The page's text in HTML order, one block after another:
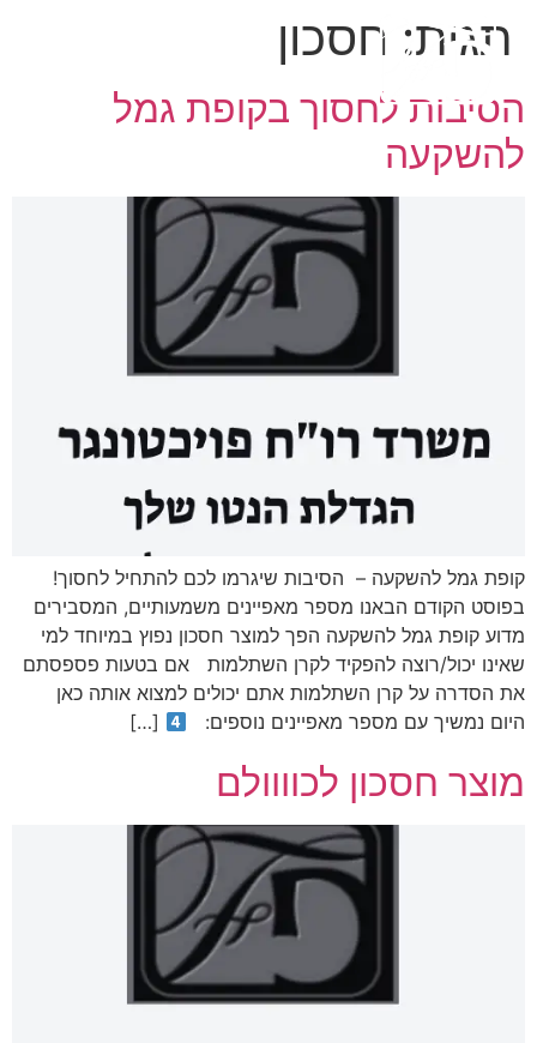
תגית: חסכון
הסיבות לחסוך בקופת גמל
להשקעה
קופת גמל להשקעה – הסיבות שיגרמו לכם להתחיל לחסוך!
בפוסט הקודם הבאנו מספר מאפיינים משמעותיים, המסבירים
מדוע קופת גמל להשקעה הפך למוצר חסכון נפוץ במיוחד למי
שאינו יכול/רוצה להפקיד לקרן השתלמות אם בטעות פספסתם
את הסדרה על קרן השתלמות אתם יכולים למצוא אותה כאן
היום נמשיך עם מספר מאפיינים נוספים:
[…]
מוצר חסכון לכוווולם